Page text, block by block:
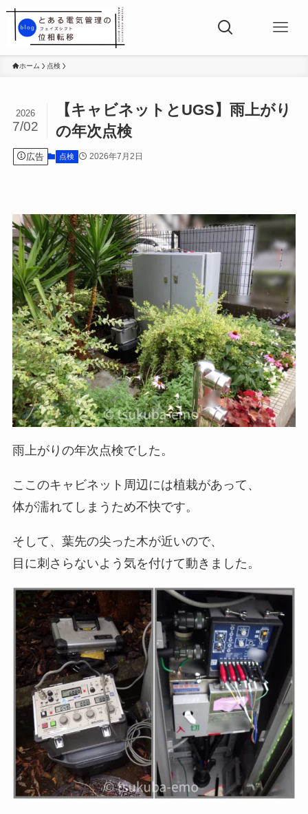
ホーム 点検
【キャビネットとUGS】雨上がり
の年次点検
2026
7/02
広告 点検 2026年7月2日
雨上がりの年次点検でした。
ここのキャビネット周辺には植栽があって、
体が濡れてしまうため不快です。
そして、葉先の尖った木が近いので、
目に刺さらないよう気を付けて動きました。